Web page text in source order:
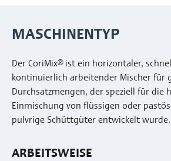
MASCHINENTYP
Der CoriMix® ist ein horizontaler,
kontinuierlich arbeitender Mischer für
Durchsatzmengen, der speziell für die
Einmischung von flüssigen oder
pulvrige Schüttgüter entwickelt wurde.
ARBEITSWEISE